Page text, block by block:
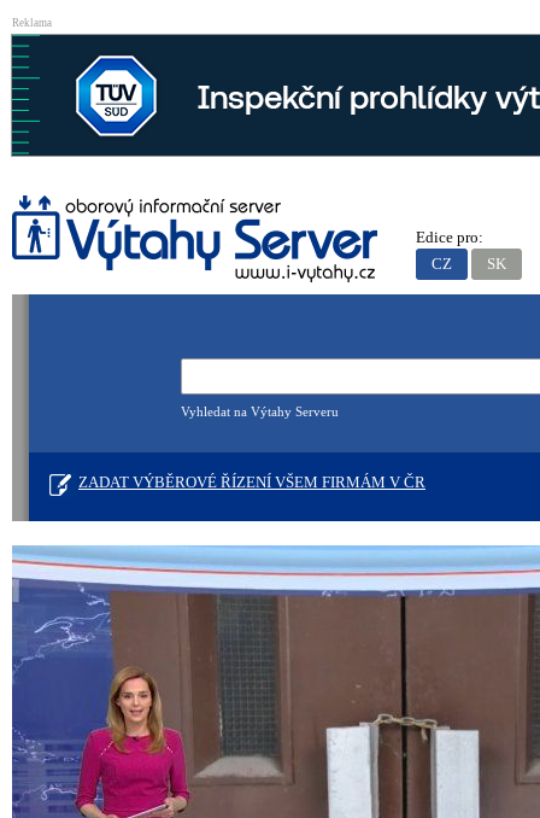
Reklama
Vyhledat na Výtahy Serveru
ZADAT VÝBĚROVÉ ŘÍZENÍ VŠEM FIRMÁM V ČR
Edice pro:
CZ
SK